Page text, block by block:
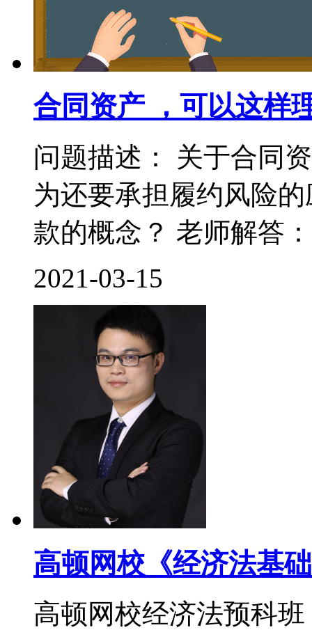
合同资产 ，可以这样
问题描述： 关于合同
为还要承担履约风险
款的概念？ 老师解答
2021-03-15
高顿网校《经济法基
高顿网校经济法预科